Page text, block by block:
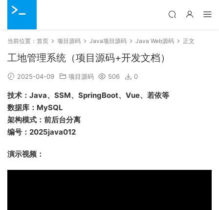
当前位置： 首页 项目源码 Java项目源码 Java Web源码 正文
工地管理系统（项目源码+开发文档）
2025-04-09 项目源码 506 0
技术：Java、SSM、SpringBoot、Vue、若依等
数据库：MySQL
架构模式：前后台分离
编号：2025java012
演示视频：